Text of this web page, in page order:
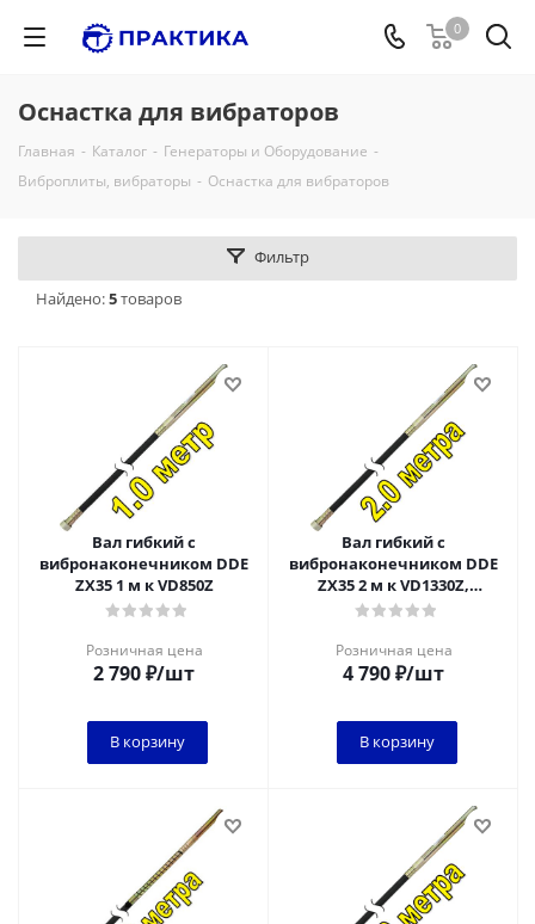
0
Оснастка для вибраторов
Главная - Каталог - Генераторы и Оборудование -
Виброплиты, вибраторы - Оснастка для вибраторов
Фильтр
Найдено:5товаров
Вал гибкий с
вибронаконечником DDE
ZX35 1 м к VD850Z
Розничная цена
2 790₽/шт
В корзину
Вал гибкий с
вибронаконечником DDE
ZX35 2 м к VD1330Z,
VD1620Z
Розничная цена
4 790₽/шт
В корзину